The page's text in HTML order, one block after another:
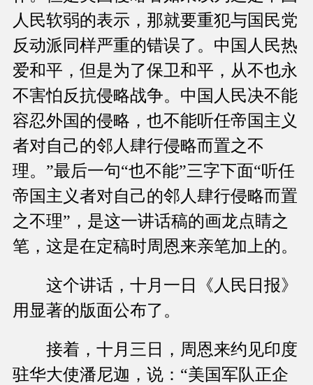
人民软弱的表示，那就要重犯与国民党
反动派同样严重的错误了。中国人民热
爱和平，但是为了保卫和平，从不也永
不害怕反抗侵略战争。中国人民决不能
容忍外国的侵略，也不能听任帝国主义
者对自己的邻人肆行侵略而置之不
理。”最后一句“也不能”三字下面“听任
帝国主义者对自己的邻人肆行侵略而置
之不理”，是这一讲话稿的画龙点睛之
笔，这是在定稿时周恩来亲笔加上的。
这个讲话，十月一日《人民日报》
用显著的版面公布了。
接着，十月三日，周恩来约见印度
驻华大使潘尼迦，说：“美国军队正企